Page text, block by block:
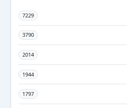
7229
3790
2014
1944
1797